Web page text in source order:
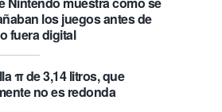
los juegos antes de
fuera digital
π de 3,14 litros, que
no es redonda